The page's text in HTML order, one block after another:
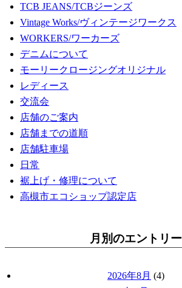
TCB JEANS/TCBジーンズ
Vintage Works/ヴィンテージワークス
WORKERS/ワーカーズ
デニムについて
モーリークロージングオリジナル
レディース
交流会
店舗のご案内
店舗までの道順
店舗駐車場
日常
裾上げ・修理について
高槻市エコショップ認定店
月別のエントリー
2026年8月 (4)